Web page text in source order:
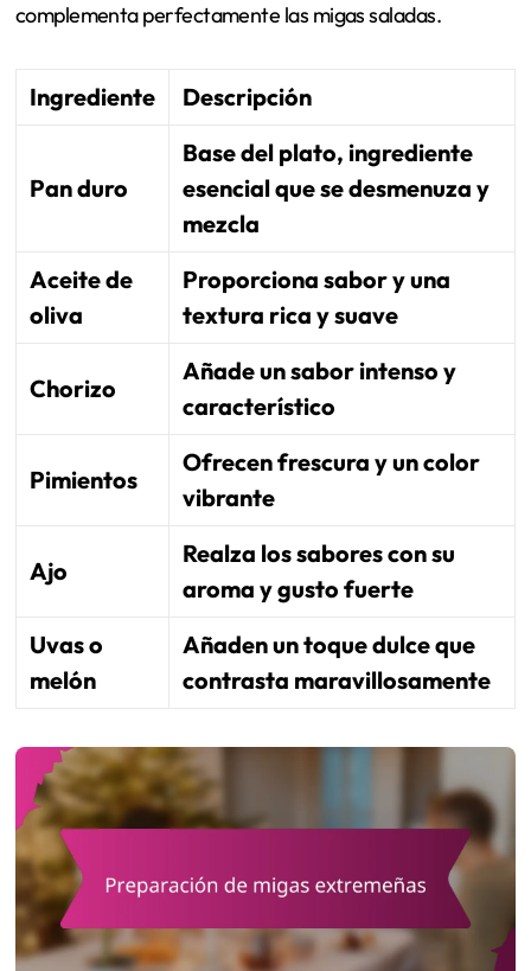
complementa perfectamente las migas saladas.
Ingrediente Descripción
Pan duro
Base del plato, ingrediente
esencial que se desmenuza y
mezcla
Aceite de
oliva
Proporciona sabor y una
textura rica y suave
Chorizo
Añade un sabor intenso y
característico
Pimientos
Ofrecen frescura y un color
vibrante
Ajo
Realza los sabores con su
aroma y gusto fuerte
Uvas o
melón
Añaden un toque dulce que
contrasta maravillosamente